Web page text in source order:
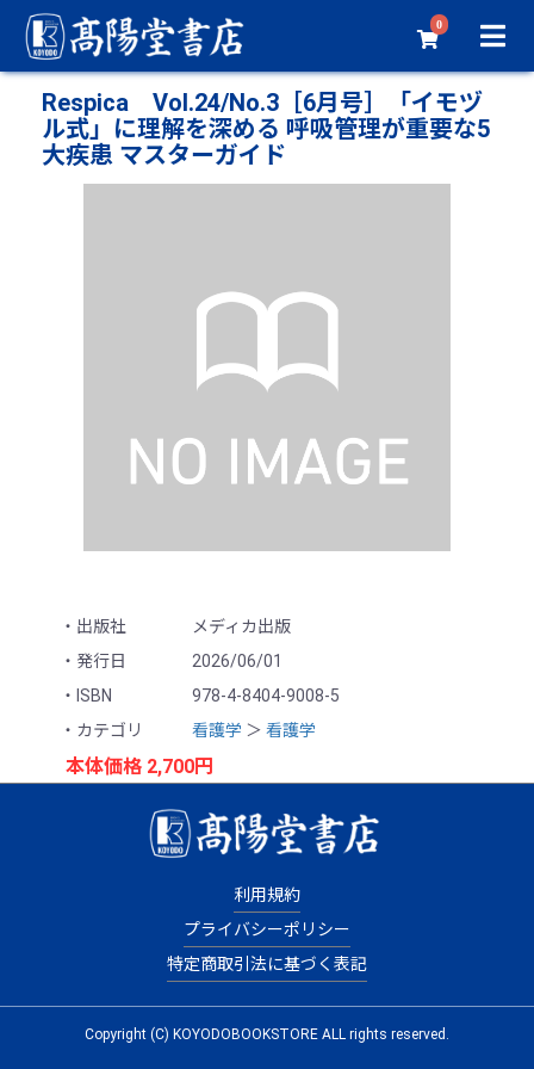
0
Respica Vol.24/No.3［6月号］「イモヅ
ル式」に理解を深める 呼吸管理が重要な5
大疾患 マスターガイド
出版社
メディカ出版
発行日
2026/06/01
ISBN
978-4-8404-9008-5
カテゴリ
看護学 ＞ 看護学
本体価格 2,700円
シェアする
お取り寄せできない場合がございます。
カートに入れる
お気に入りに追加
利用規約
プライバシーポリシー
特定商取引法に基づく表記
Copyright (C) KOYODOBOOKSTORE ALL rights reserved.